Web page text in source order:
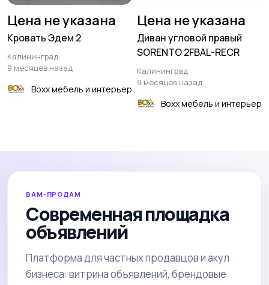
Цена не указана
Кровать Эдем 2
Калининград
9 месяцев назад
Boxx мебель и интерьер
Цена не указана
Диван угловой правый
SORENTO 2FBAL-RECR
Калининград
9 месяцев назад
Boxx мебель и интерьер
ВАМ-ПРОДАМ
Современная площадка
объявлений
Платформа для частных продавцов и акул
бизнеса: витрина объявлений, брендовые